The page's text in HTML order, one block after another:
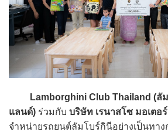
Lamborghini Club Thailand (ลั
แลนด์) ร่วมกับ บริษัท เรนาสโซ มอเตอ
จำหน่ายรถยนต์ลัมโบร์กินีอย่างเป็นทาง